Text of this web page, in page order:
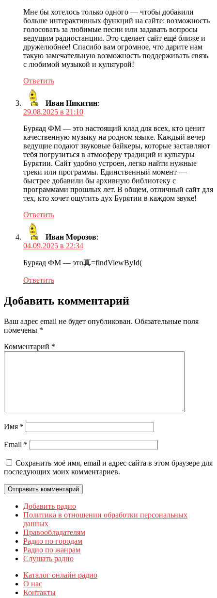
Мне бы хотелось только одного — чтобы добавили
больше интерактивных функций на сайте: возможность
голосовать за любимые песни или задавать вопросы
ведущим радиостанции. Это сделает сайт ещё ближе и
дружелюбнее! Спасибо вам огромное, что дарите нам
такую замечательную возможность поддерживать связь
с любимой музыкой и культурой!
Ответить
Иван Никитин:
29.08.2025 в 21:10
Буряад ФМ — это настоящий клад для всех, кто ценит
качественную музыку на родном языке. Каждый вечер
ведущие подают звуковые байкеры, которые заставляют
тебя погрузиться в атмосферу традиций и культуры
Бурятии. Сайт удобно устроен, легко найти нужные
треки или программы. Единственный момент —
быстрее добавили бы архивную библиотеку с
программами прошлых лет. В общем, отличный сайт для
тех, кто хочет ощутить дух Бурятии в каждом звуке!
Ответить
Иван Морозов:
04.09.2025 в 22:34
Буряад ФМ — это真=findViewById(
Ответить
Добавить комментарий
Ваш адрес email не будет опубликован. Обязательные поля
помечены *
Комментарий *
Имя *
Email *
Сохранить моё имя, email и адрес сайта в этом браузере для
последующих моих комментариев.
Добавить радио
Политика в отношении обработки персональных
данных
Правообладателям
Радио по городам
Радио по жанрам
Слушать радио
Каталог онлайн радио
О нас
Контакты